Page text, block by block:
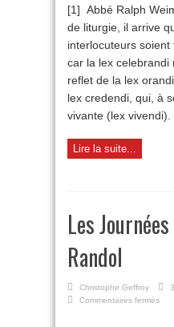
et
la
[1] Abbé Ralph
de liturgie, il arrive
interlocuteurs soient
car la lex celebrandi
reflet de la lex
lex credendi, qui, à
vivante (lex vivendi).
Lire la suite...
Les
Randol
Christophe Geffroy
Commentaires fermés